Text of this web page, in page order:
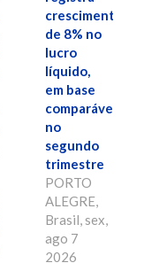
crescimento
de 8% no
lucro
líquido,
em base
comparável,
no
segundo
trimestre
PORTO
ALEGRE,
Brasil, sex,
ago 7
2026